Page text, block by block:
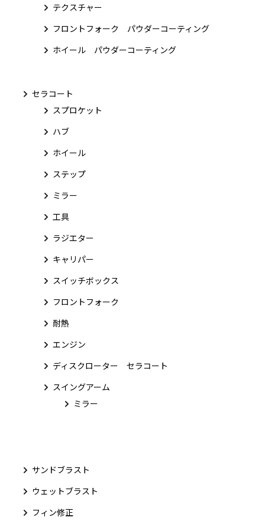
テクスチャー
フロントフォーク パウダーコーティング
ホイール パウダーコーティング
セラコート
スプロケット
ハブ
ホイール
ステップ
ミラー
工具
ラジエター
キャリパー
スイッチボックス
フロントフォーク
耐熱
エンジン
ディスクローター セラコート
スイングアーム
ミラー
サンドブラスト
ウェットブラスト
フィン修正